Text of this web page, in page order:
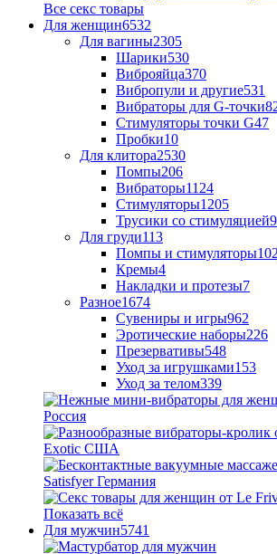
Все секс товары
Для женщин6532
Для вагины2305
Шарики530
Виброяйца370
Вибропули и другие531
Вибраторы для G-точки
Стимуляторы точки G47
Пробки10
Для клитора2530
Помпы206
Вибраторы1124
Стимуляторы1205
Трусики со стимуляцией
Для груди113
Помпы и стимуляторы102
Кремы4
Накладки и протезы7
Разное1674
Сувениры и игры962
Эротические наборы226
Презервативы548
Уход за игрушками153
Уход за телом339
Показать всё
Для мужчин5741